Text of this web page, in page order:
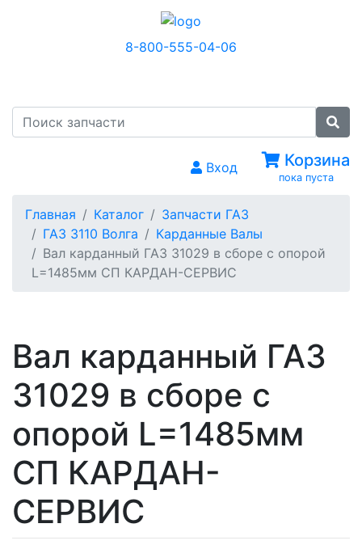
8-800-555-04-06
Вход Корзина
пока пуста
Главная Каталог
Запчасти ГАЗ
ГАЗ 3110 Волга
Карданные Валы
Вал карданный ГАЗ 31029 в сборе с опорой
L=1485мм СП КАРДАН-СЕРВИС
Вал карданный ГАЗ
31029 в сборе с
опорой L=1485мм
СП КАРДАН-
СЕРВИС